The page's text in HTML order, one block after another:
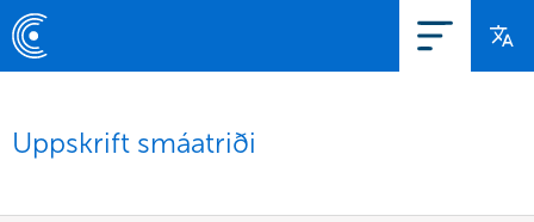
Uppskrift smáatriði